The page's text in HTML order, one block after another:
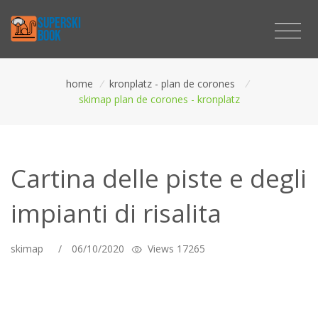
home / kronplatz - plan de corones
/
skimap plan de corones - kronplatz
Cartina delle piste e degli
impianti di risalita
skimap / 06/10/2020 Views 17265